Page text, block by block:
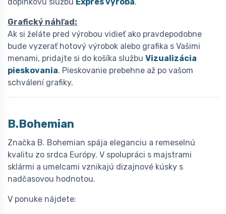
doplnkovú službu Expres výroba.
Grafický náhľad:
Ak si želáte pred výrobou vidieť ako pravdepodobne
bude vyzerať hotový výrobok alebo grafika s Vašimi
menami, pridajte si do košíka službu Vizualizácia
pieskovania. Pieskovanie prebehne až po vašom
schválení grafiky.
B.Bohemian
Značka B. Bohemian spája eleganciu a remeselnú
kvalitu zo srdca Európy. V spolupráci s majstrami
sklármi a umelcami vznikajú dizajnové kúsky s
nadčasovou hodnotou.
V ponuke nájdete: